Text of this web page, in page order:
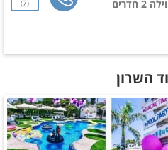
וילה 2 חדרים
7
השרון